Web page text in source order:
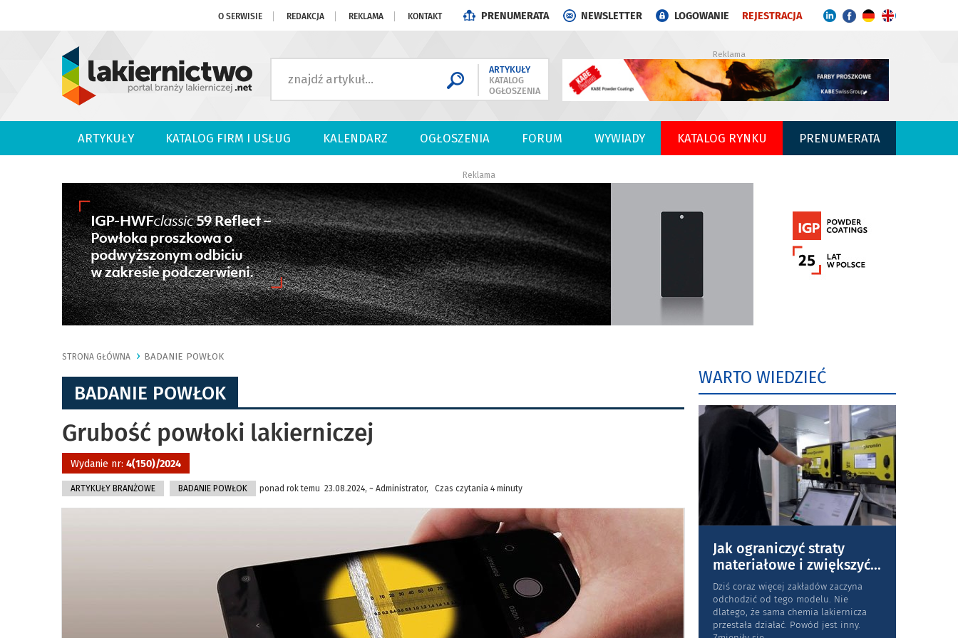
O SERWISIE REDAKCJA REKLAMA KONTAKT PRENUMERATA NEWSLETTER LOGOWANIE REJESTRACJA
ARTYKUŁY
KATALOG
OGŁOSZENIA
Reklama
ARTYKUŁY KATALOG FIRM I USŁUG KALENDARZ OGŁOSZENIA FORUM WYWIADY KATALOG RYNKU PRENUMERATA
Reklama
STRONA GŁÓWNA BADANIE POWŁOK
BADANIE POWŁOK
Grubość powłoki lakierniczej
Wydanie nr: 4(150)/2024
ARTYKUŁY BRANŻOWE BADANIE POWŁOK ponad rok temu 23.08.2024, ~ Administrator, Czas czytania 4 minuty
WARTO WIEDZIEĆ
Jak ograniczyć straty
materiałowe i zwiększyć...
Dziś coraz więcej zakładów zaczyna
odchodzić od tego modelu. Nie
dlatego, że sama chemia lakiernicza
przestała działać. Powód jest inny.